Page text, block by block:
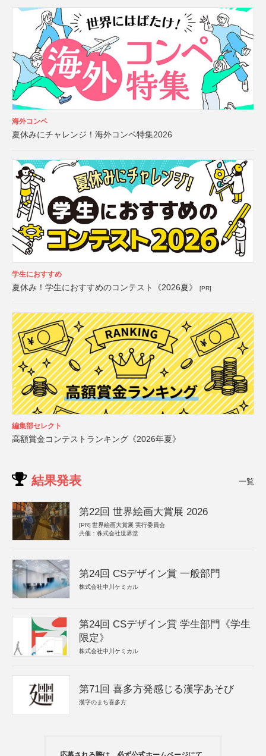
海外コンペ
夏休みにチャレンジ！海外コンペ特集2026
学生におすすめ
夏休み！学生におすすめのコンテスト《2026夏》 [PR]
編集部セレクト
高額賞金コンテストランキング《2026年夏》
結果発表 一覧
第22回 世界絵画大賞展 2026
[PR] 世界絵画大賞展 実行委員会
共催：株式会社世界堂
第24回 CSデザイン賞 一般部門
株式会社中川ケミカル
第24回 CSデザイン賞 学生部門《学生
限定》
株式会社中川ケミカル
第71回 喜多方発感じる漢字あそび
漢字のまち喜多方
応募される際は、必ず公式ホームページにて